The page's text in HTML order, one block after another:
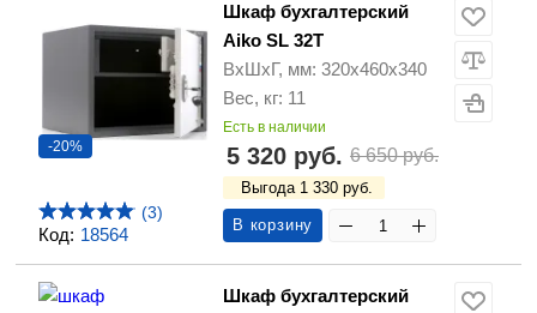
Код: 18564
-20%
(3)
Шкаф бухгалтерский
Aiko SL 32T
ВхШхГ, мм: 320х460х340
Вес, кг: 11
Есть в наличии
5 320 руб. 6 650 руб.
Выгода 1 330 руб.
В корзину
Шкаф бухгалтерский